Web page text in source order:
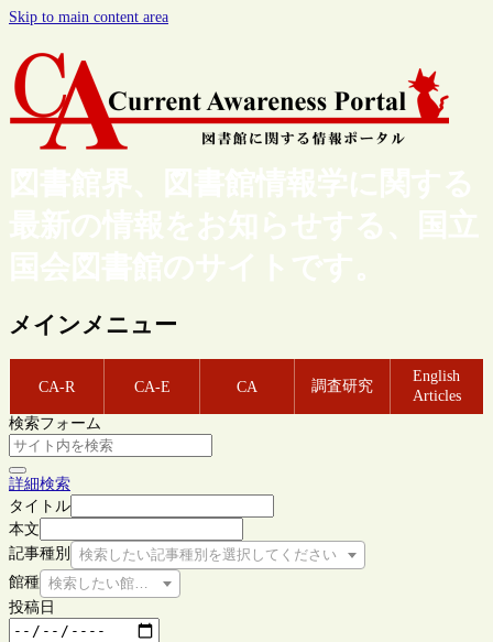
Skip to main content area
図書館界、図書館情報学に関する
最新の情報をお知らせする、国立
国会図書館のサイトです。
メインメニュー
CA-R CA-E CA 調査研究
English
Articles
検索フォーム
詳細検索
タイトル
本文
記事種別
検索したい記事種別を選択してください
館種 検索したい館種を選択してください
投稿日